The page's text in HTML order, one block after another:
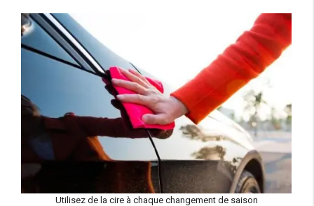
Utilisez de la cire à chaque changement de saison